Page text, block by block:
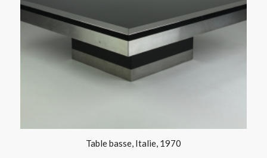
Table basse, Italie, 1970